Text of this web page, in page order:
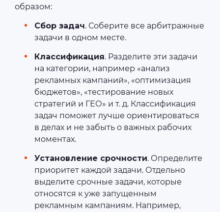
образом:
Сбор задач. Соберите все арбитражные
задачи в одном месте.
Классификация. Разделите эти задачи
на категории, например «анализ
рекламных кампаний», «оптимизация
бюджетов», «тестирование новых
стратегий и ГЕО» и т. д. Классификация
задач поможет лучше ориентироваться
в делах и не забыть о важных рабочих
моментах.
Установление срочности. Определите
приоритет каждой задачи. Отдельно
выделите срочные задачи, которые
относятся к уже запущенным
рекламным кампаниям. Например,